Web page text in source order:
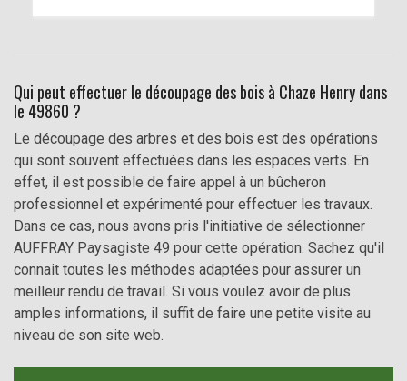
Qui peut effectuer le découpage des bois à Chaze Henry dans
le 49860 ?
Le découpage des arbres et des bois est des opérations
qui sont souvent effectuées dans les espaces verts. En
effet, il est possible de faire appel à un bûcheron
professionnel et expérimenté pour effectuer les travaux.
Dans ce cas, nous avons pris l'initiative de sélectionner
AUFFRAY Paysagiste 49 pour cette opération. Sachez qu'il
connait toutes les méthodes adaptées pour assurer un
meilleur rendu de travail. Si vous voulez avoir de plus
amples informations, il suffit de faire une petite visite au
niveau de son site web.